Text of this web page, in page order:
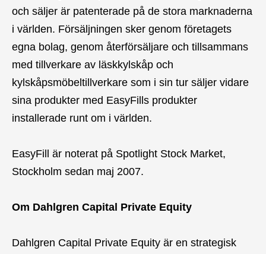
och säljer är patenterade på de stora marknaderna
i världen. Försäljningen sker genom företagets
egna bolag, genom återförsäljare och tillsammans
med tillverkare av läskkylskåp och
kylskåpsmöbeltillverkare som i sin tur säljer vidare
sina produkter med EasyFills produkter
installerade runt om i världen.
EasyFill är noterat på Spotlight Stock Market,
Stockholm sedan maj 2007.
Om Dahlgren Capital Private Equity
Dahlgren Capital Private Equity är en strategisk